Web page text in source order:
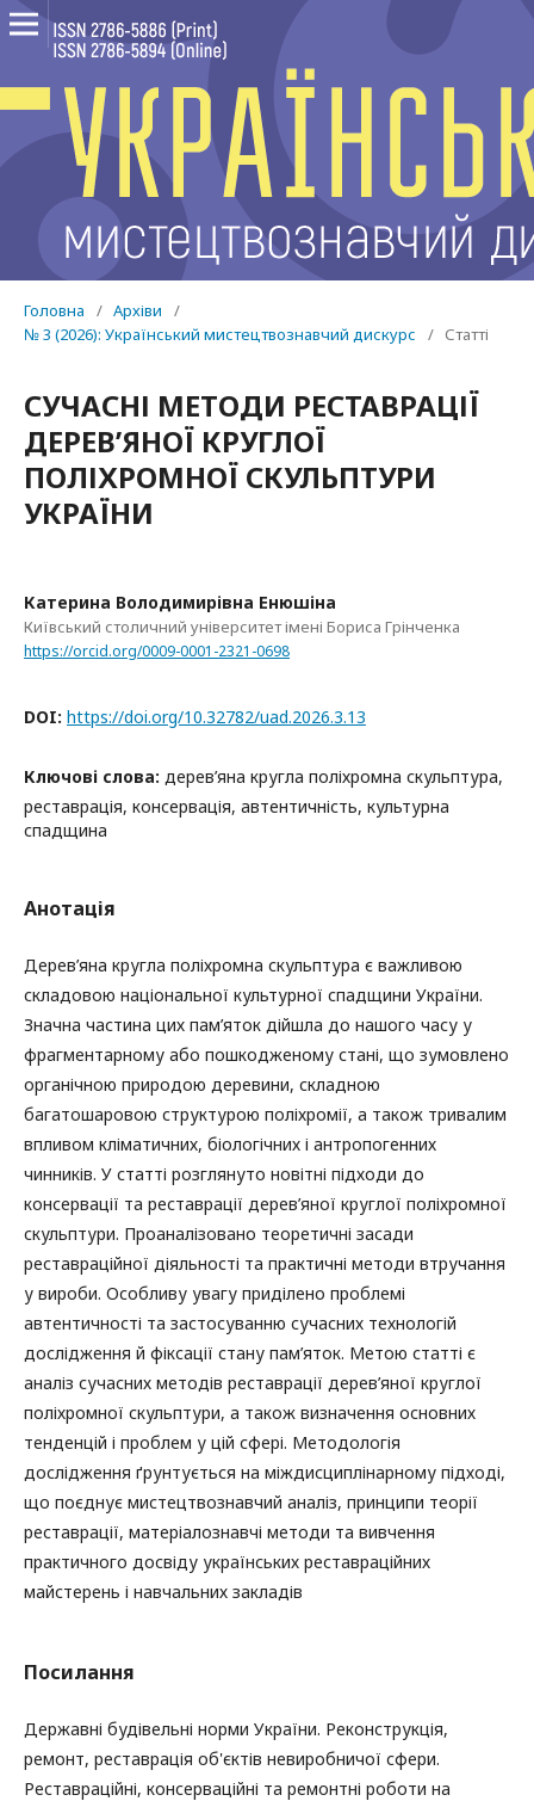
Головна / Архіви
/
№ 3 (2026): Український мистецтвознавчий дискурс
/ Статті
СУЧАСНІ МЕТОДИ РЕСТАВРАЦІЇ
ДЕРЕВ’ЯНОЇ КРУГЛОЇ
ПОЛІХРОМНОЇ СКУЛЬПТУРИ
УКРАЇНИ
Катерина Володимирівна Енюшіна
Київський столичний університет імені Бориса Грінченка
https://orcid.org/0009-0001-2321-0698
DOI: https://doi.org/10.32782/uad.2026.3.13
Ключові слова: дерев’яна кругла поліхромна скульптура,
реставрація, консервація, автентичність, культурна
спадщина
Анотація
Дерев’яна кругла поліхромна скульптура є важливою
складовою національної культурної спадщини України.
Значна частина цих пам’яток дійшла до нашого часу у
фрагментарному або пошкодженому стані, що зумовлено
органічною природою деревини, складною
багатошаровою структурою поліхромії, а також тривалим
впливом кліматичних, біологічних і антропогенних
чинників. У статті розглянуто новітні підходи до
консервації та реставрації дерев’яної круглої поліхромної
скульптури. Проаналізовано теоретичні засади
реставраційної діяльності та практичні методи втручання
у вироби. Особливу увагу приділено проблемі
автентичності та застосуванню сучасних технологій
дослідження й фіксації стану пам’яток. Метою статті є
аналіз сучасних методів реставрації дерев’яної круглої
поліхромної скульптури, а також визначення основних
тенденцій і проблем у цій сфері. Методологія
дослідження ґрунтується на міждисциплінарному підході,
що поєднує мистецтвознавчий аналіз, принципи теорії
реставрації, матеріалознавчі методи та вивчення
практичного досвіду українських реставраційних
майстерень і навчальних закладів
Посилання
Державні будівельні норми України. Реконструкція,
ремонт, реставрація об'єктів невиробничої сфери.
Реставраційні, консерваційні та ремонтні роботи на